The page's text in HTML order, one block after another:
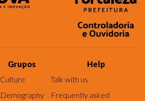
Grupos
Culture
Demography
Help
Talk with us
Frequently asked